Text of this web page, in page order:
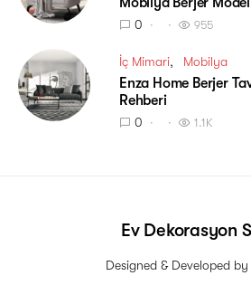
0 955
İç Mimari Mobilya
Enza Home Berjer
Rehberi
0 1.1K
Ev Dekorasyon
Designed & Developed by